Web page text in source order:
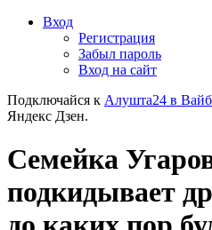
Вход
Регистрация
Забыл пароль
Вход на сайт
Подключайся к Алушта24 в
Яндекс Дзен.
Семейка
подкидывает